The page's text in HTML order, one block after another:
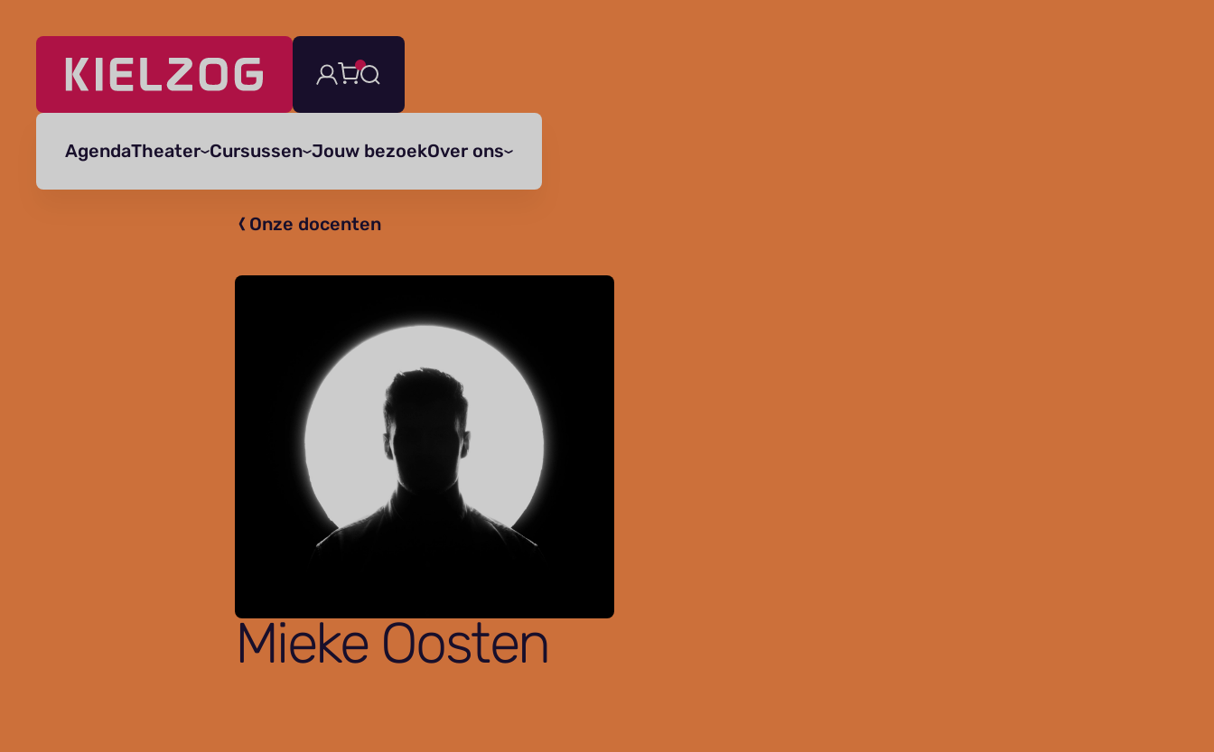
Navigatie
AgendaTheater Cursussen Jouw bezoekOver ons
Onze docenten
Mieke Oosten